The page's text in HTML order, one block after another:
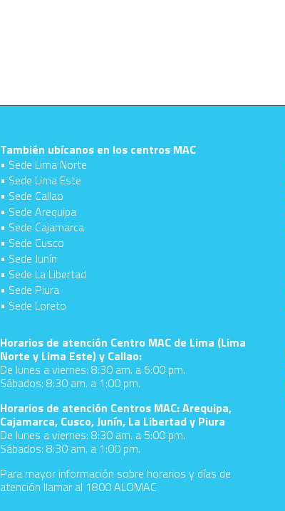
También ubícanos en los centros MAC
• Sede Lima Norte
• Sede Lima Este
• Sede Callao
• Sede Arequipa
• Sede Cajamarca
• Sede Cusco
• Sede Junín
• Sede La Libertad
• Sede Piura
• Sede Loreto
Horarios de atención Centro MAC de Lima (Lima
Norte y Lima Este) y Callao:
De lunes a viernes: 8:30 am. a 6:00 pm.
Sábados: 8:30 am. a 1:00 pm.
Horarios de atención Centros MAC: Arequipa,
Cajamarca, Cusco, Junín, La Libertad y Piura
De lunes a viernes: 8:30 am. a 5:00 pm.
Sábados: 8:30 am. a 1:00 pm.
Para mayor información sobre horarios y días de
atención llamar al 1800 ALOMAC